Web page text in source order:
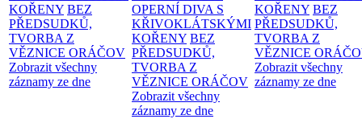
KOŘENY BEZ
PŘEDSUDKŮ,
TVORBA Z
VĚZNICE ORÁČOV
Zobrazit všechny
záznamy ze dne
OPERNÍ DIVA S
KŘIVOKLÁTSKÝMI
KOŘENY BEZ
PŘEDSUDKŮ,
TVORBA Z
VĚZNICE ORÁČOV
Zobrazit všechny
záznamy ze dne
KOŘENY BEZ
PŘEDSUDKŮ,
TVORBA Z
VĚZNICE
Zobrazit všechny
záznamy ze dne